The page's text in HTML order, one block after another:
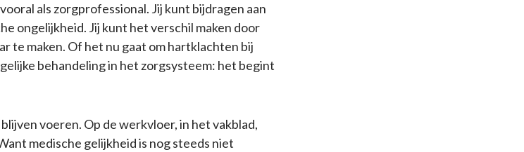
als zorgprofessional. Jij kunt bijdragen aan
ongelijkheid. Jij kunt het verschil maken door
te maken. Of het nu gaat om hartklachten bij
behandeling in het zorgsysteem: het begint
voeren. Op de werkvloer, in het vakblad,
medische gelijkheid is nog steeds niet